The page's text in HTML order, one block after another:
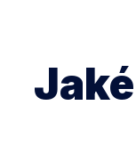
Jaké